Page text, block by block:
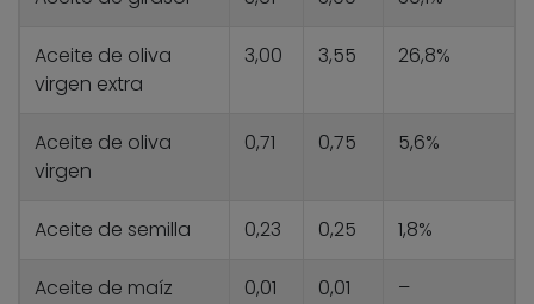
Aceite de oliva
virgen extra
3,00 3,55 26,8%
Aceite de oliva
virgen
0,71 0,75 5,6%
Aceite de semilla 0,23 0,25 1,8%
Aceite de maíz 0,01 0,01 –